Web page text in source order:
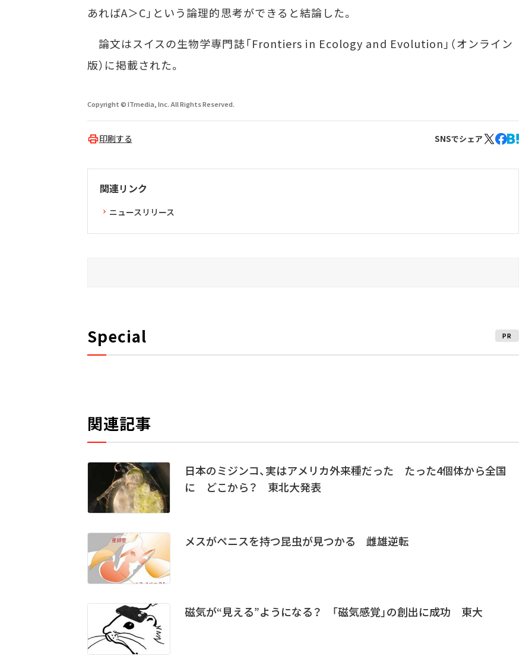
あればA＞C」という論理的思考ができると結論した。
論文はスイスの生物学専門誌「Frontiers in Ecology and Evolution」（オンライン
版）に掲載された。
Copyright © ITmedia, Inc. All Rights Reserved.
印刷する SNSでシェア
関連リンク
ニュースリリース
Special PR
関連記事
日本のミジンコ、実はアメリカ外来種だった たった4個体から全国
に どこから？ 東北大発表
メスがペニスを持つ昆虫が見つかる 雌雄逆転
磁気が“見える”ようになる？ 「磁気感覚」の創出に成功 東大